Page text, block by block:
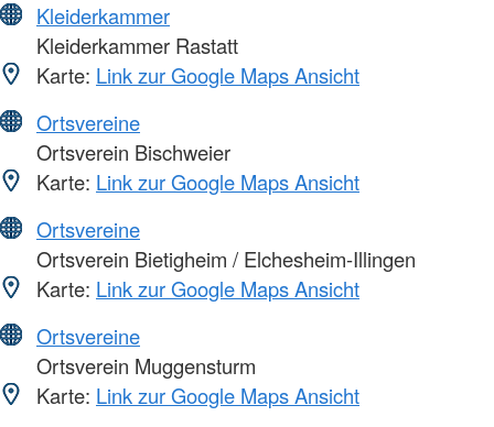
Kleiderkammer
Kleiderkammer Rastatt
Karte: Link zur Google Maps Ansicht
Ortsvereine
Ortsverein Bischweier
Karte: Link zur Google Maps Ansicht
Ortsvereine
Ortsverein Bietigheim / Elchesheim-Illingen
Karte: Link zur Google Maps Ansicht
Ortsvereine
Ortsverein Muggensturm
Karte: Link zur Google Maps Ansicht